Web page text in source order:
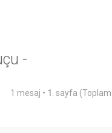
-
1 mesaj • 1 . sayfa (Toplam